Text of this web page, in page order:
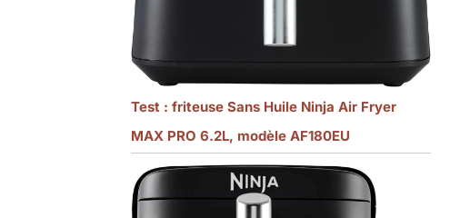
Test : friteuse Sans Huile Ninja Air Fryer
MAX PRO 6.2L, modèle AF180EU